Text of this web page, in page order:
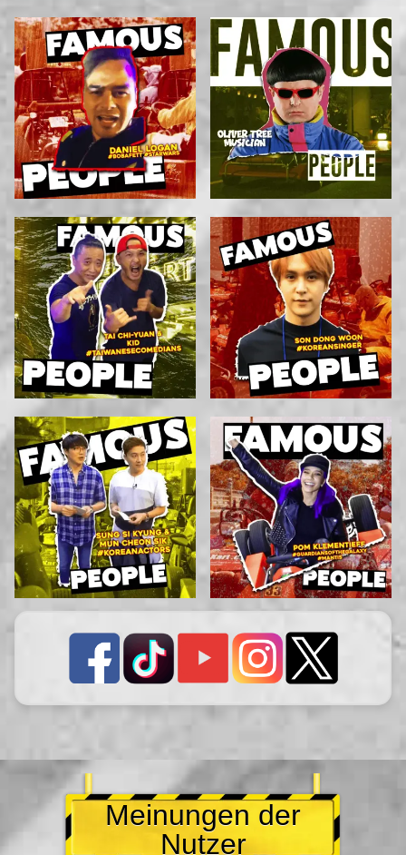
Meinungen der
Nutzer